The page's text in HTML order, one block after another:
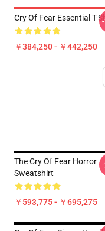
Cry Of Fear Essential T-
￥384,250 - ￥442,250
The Cry Of Fear Horror
Sweatshirt
￥593,775 - ￥695,275